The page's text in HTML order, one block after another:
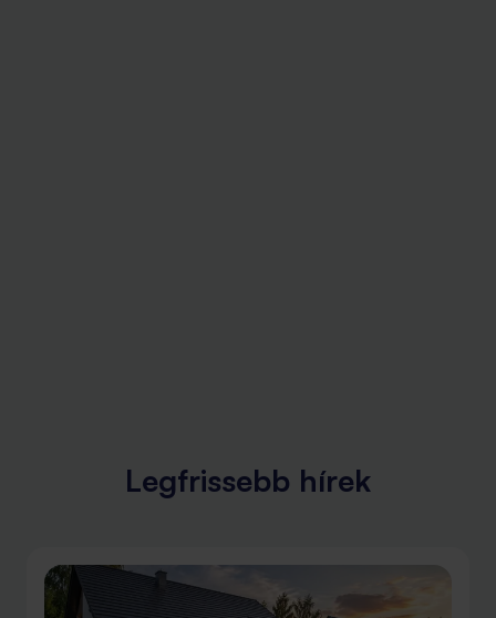
Legfrissebb hírek